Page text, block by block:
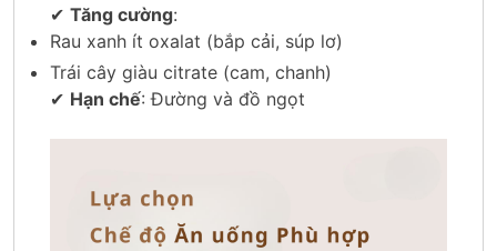
✔ Tăng cường:
Rau xanh ít oxalat (bắp cải, súp lơ)
Trái cây giàu citrate (cam, chanh)
✔ Hạn chế: Đường và đồ ngọt